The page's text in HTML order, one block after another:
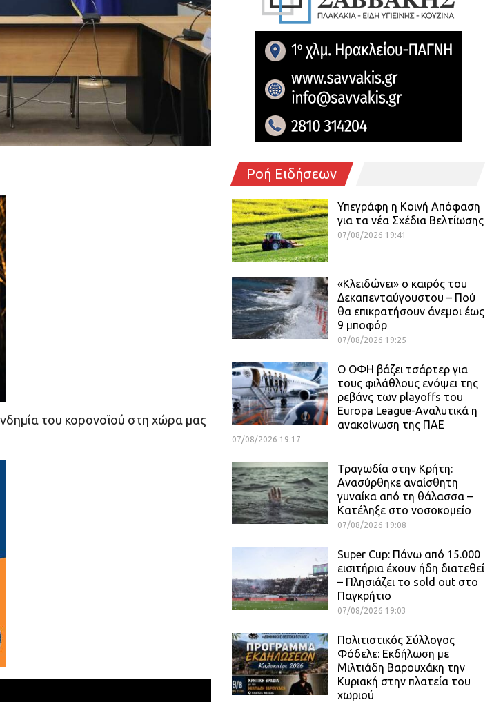
του κορονοϊού στη χώρα μας
Ροή Ειδήσεων
Υπεγράφη η Κοινή Απόφαση
για τα νέα Σχέδια Βελτίωσης
07/08/2026 19:41
«Κλειδώνει» ο καιρός του
Δεκαπενταύγουστου – Πού
θα επικρατήσουν άνεμοι έως
9 μποφόρ
07/08/2026 19:25
Ο ΟΦΗ βάζει τσάρτερ για
τους φιλάθλους ενόψει της
ρεβάνς των playoffs του
Europa League-Αναλυτικά η
ανακοίνωση της ΠΑΕ
07/08/2026 19:17
Τραγωδία στην Κρήτη:
Ανασύρθηκε αναίσθητη
γυναίκα από τη θάλασσα –
Κατέληξε στο νοσοκομείο
07/08/2026 19:08
Super Cup: Πάνω από 15.000
εισιτήρια έχουν ήδη διατεθεί
– Πλησιάζει το sold out στο
Παγκρήτιο
07/08/2026 19:03
Πολιτιστικός Σύλλογος
Φόδελε: Εκδήλωση με
Μιλτιάδη Βαρουχάκη την
Κυριακή στην πλατεία του
χωριού